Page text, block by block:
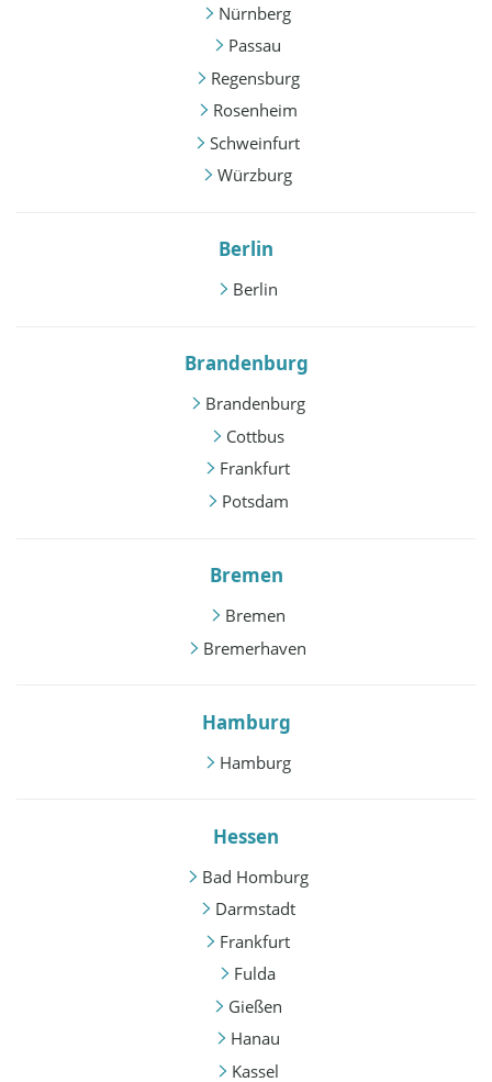
Nürnberg
Passau
Regensburg
Rosenheim
Schweinfurt
Würzburg
Berlin
Berlin
Brandenburg
Brandenburg
Cottbus
Frankfurt
Potsdam
Bremen
Bremen
Bremerhaven
Hamburg
Hamburg
Hessen
Bad Homburg
Darmstadt
Frankfurt
Fulda
Gießen
Hanau
Kassel